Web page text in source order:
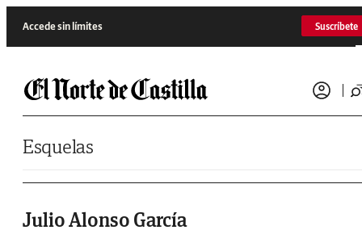
Accede sin límites Suscríbete
Esquelas
Julio Alonso García